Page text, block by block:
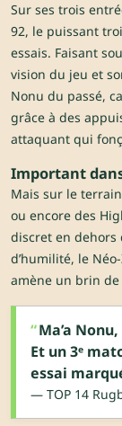
Sur ses trois
92, le puissant
essais. Faisant
vision du jeu et
Nonu du passé,
grâce à des
attaquant qui
Important
Mais sur le
ou encore des
discret en dehors
d’humilité, le
amène un brin
Ma’a
Et un 3ᵉ
essai
— TOP 14